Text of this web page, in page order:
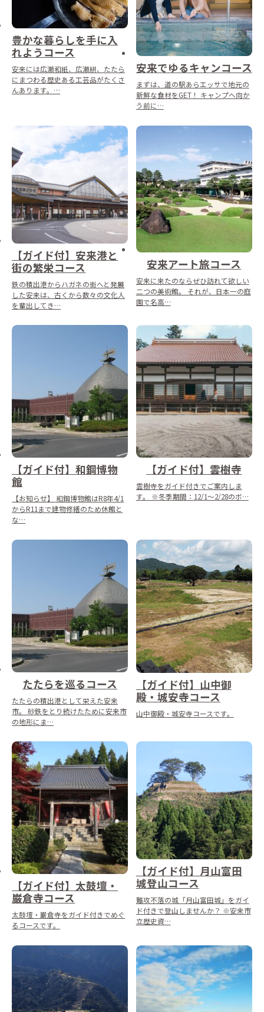
豊かな暮らしを手に入
れようコース
安来には広瀬和紙、広瀬絣、たたら
にまつわる歴史ある工芸品がたくさ
んあります。…
安来でゆるキャンコース
まずは、道の駅あらエッサで地元の
新鮮な食材をGET！ キャンプへ向か
う前に…
【ガイド付】安来港と
街の繁栄コース
鉄の積出港からハガネの街へと発展
した安来は、古くから数々の文化人
を輩出してき…
安来アート旅コース
安来に来たのならぜひ訪れて欲しい
二つの美術館。 それが、日本一の庭
園で名高…
【ガイド付】和鋼博物
館
【お知らせ】 和鋼博物館はR8年4/1
からR11まで建物修繕のため休館と
な…
【ガイド付】雲樹寺
雲樹寺をガイド付きでご案内しま
す。 ※冬季期間：12/1～2/28のボ…
たたらを巡るコース
たたらの積出港として栄えた安来
市。 砂鉄をとり続けたために安来市
の地形にま…
【ガイド付】山中御
殿・城安寺コース
山中御殿・城安寺コースです。
【ガイド付】太鼓壇・
巌倉寺コース
太鼓壇・巌倉寺をガイド付きでめぐ
るコースです。
【ガイド付】月山富田
城登山コース
難攻不落の城「月山富田城」をガイ
ド付きで登山しませんか？ ※安来市
立歴史資…